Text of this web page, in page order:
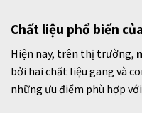
Chất liệu phổ biến
Hiện nay, trên thị trường,
bởi hai chất liệu gang và
những ưu điểm phù hợp